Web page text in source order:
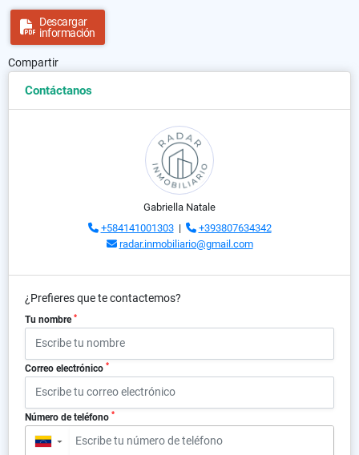
Descargar
información
Compartir
Contáctanos
Gabriella Natale
+584141001303|
+393807634342
radar.inmobiliario@gmail.com
¿Prefieres que te contactemos?
Tu nombre *
Correo electrónico *
Número de teléfono *
▼